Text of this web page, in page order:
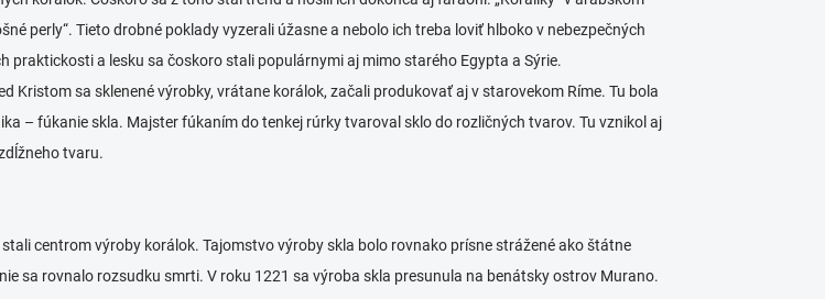
perly“. Tieto drobné poklady vyzerali úžasne a nebolo ich treba loviť hlboko v nebezpečných
praktickosti a lesku sa čoskoro stali populárnymi aj mimo starého Egypta a Sýrie.
Kristom sa sklenené výrobky, vrátane korálok, začali produkovať aj v starovekom Ríme. Tu bola
– fúkanie skla. Majster fúkaním do tenkej rúrky tvaroval sklo do rozličných tvarov. Tu vznikol aj
tvaru.
centrom výroby korálok. Tajomstvo výroby skla bolo rovnako prísne strážené ako štátne
sa rovnalo rozsudku smrti. V roku 1221 sa výroba skla presunula na benátsky ostrov Murano.